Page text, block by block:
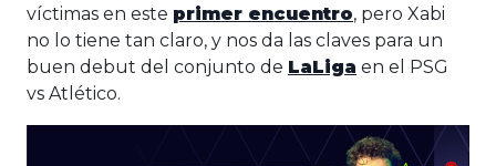
víctimas en este primer encuentro, pero Xabi
no lo tiene tan claro, y nos da las claves para un
buen debut del conjunto de LaLiga en el PSG
vs Atlético.